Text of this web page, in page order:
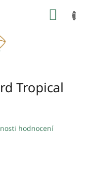
Tropical
hodnocení